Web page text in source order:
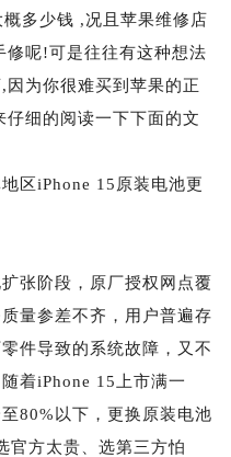
多少钱 ,况且苹果维修店
修呢!可是往往有这种想法
为你很难买到苹果的正
仔细的阅读一下下面的文
区iPhone 15原装电池更
张阶段，原厂授权网点覆
量参差不齐，用户普遍存
件导致的系统故障，又不
着iPhone 15上市满一
80%以下，更换原装电池
官方太贵、选第三方怕